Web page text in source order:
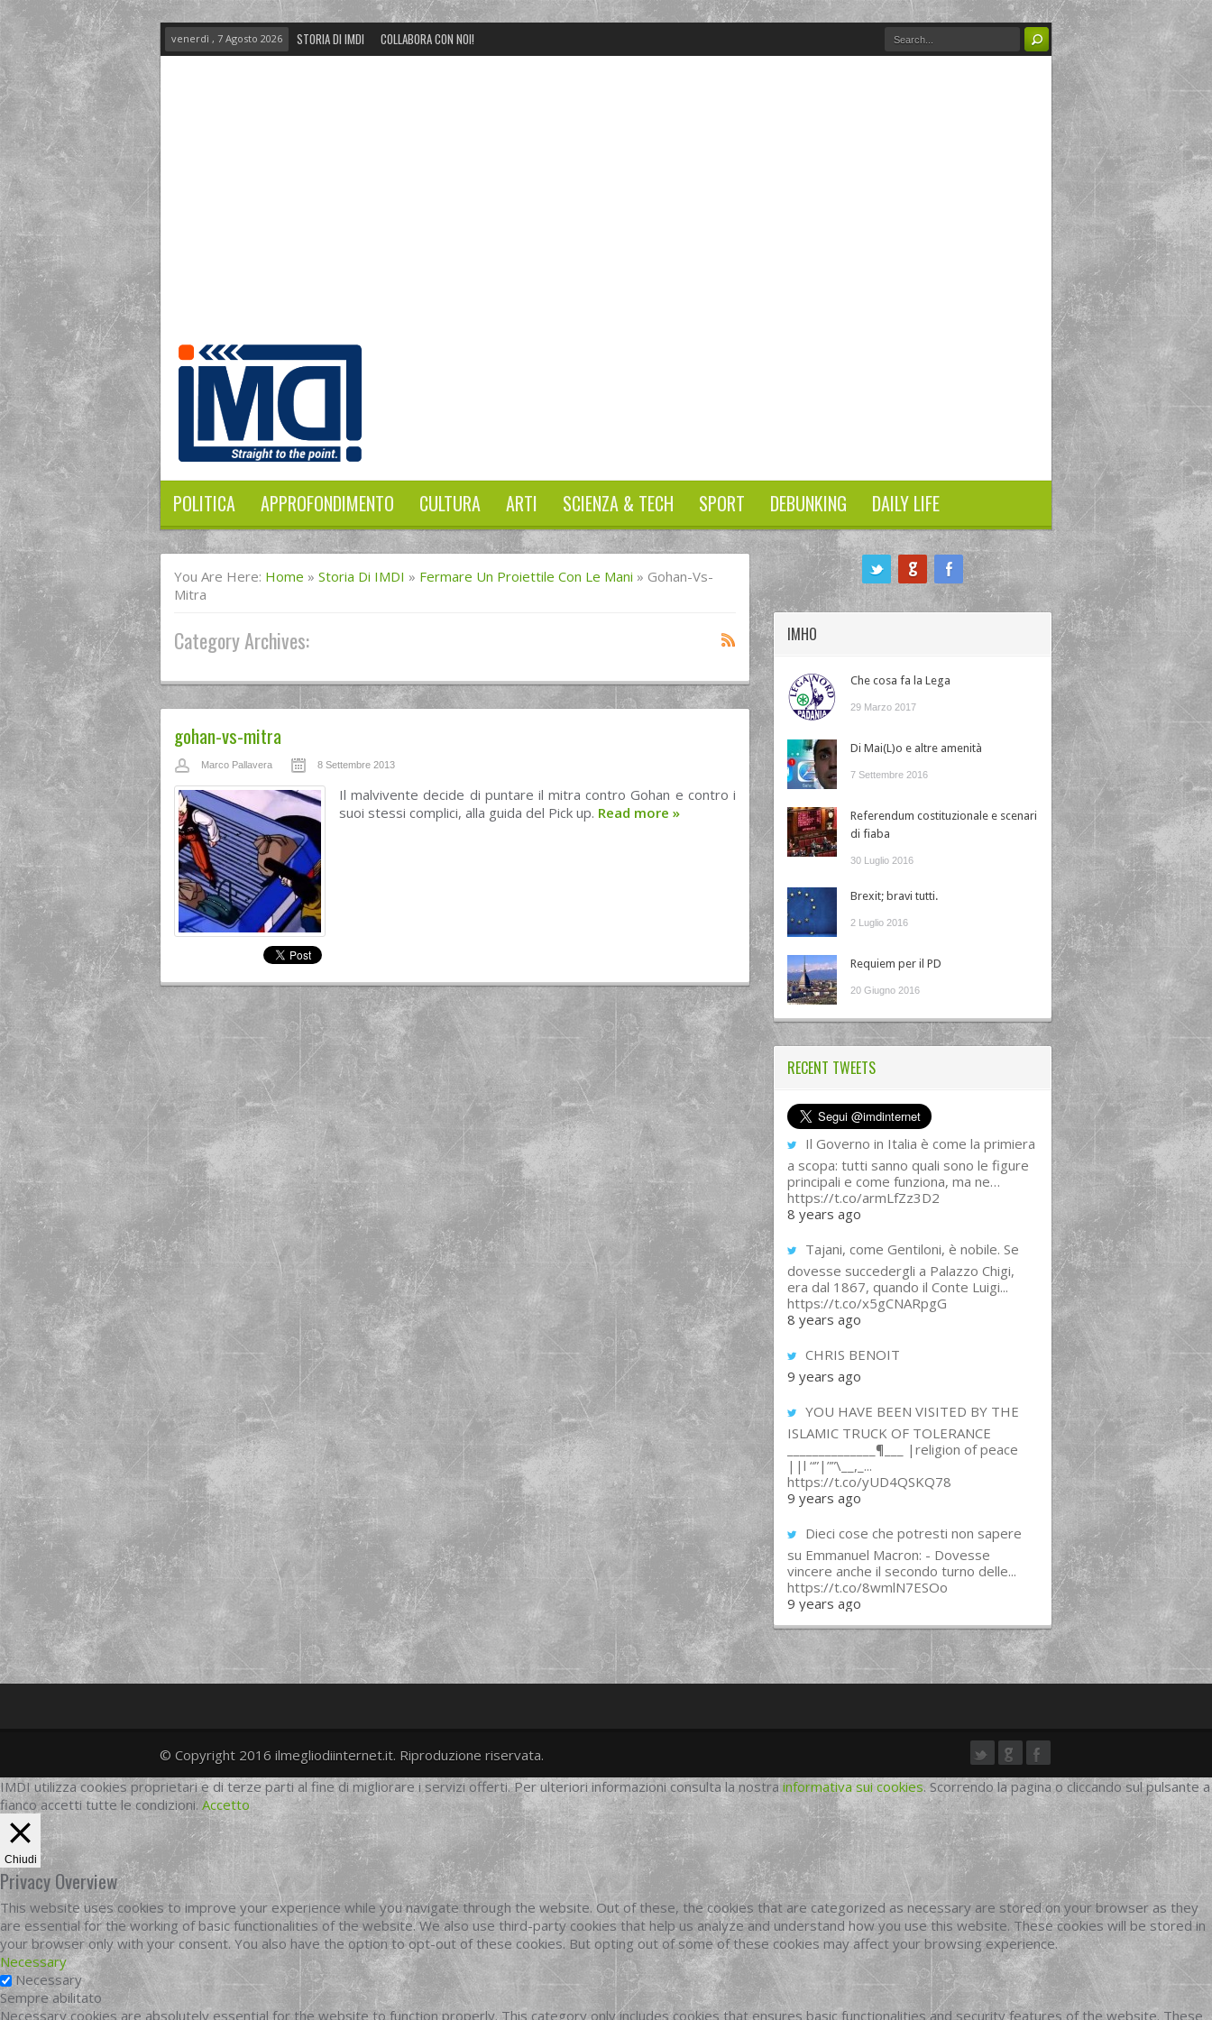
venerdì , 7 Agosto 2026 STORIA DI IMDI COLLABORA CON NOI!
POLITICA APPROFONDIMENTO CULTURA ARTI SCIENZA & TECH SPORT DEBUNKING DAILY LIFE
You Are Here: Home » Storia Di IMDI » Fermare Un Proiettile Con Le Mani » Gohan-Vs-
Mitra
Category Archives:
gohan-vs-mitra
Marco Pallavera 8 Settembre 2013
Il malvivente decide di puntare il mitra contro Gohan e contro i
suoi stessi complici, alla guida del Pick up. Read more »
IMHO
Che cosa fa la Lega
29 Marzo 2017
Di Mai(L)o e altre amenità
7 Settembre 2016
Referendum costituzionale e scenari
di fiaba
30 Luglio 2016
Brexit; bravi tutti.
2 Luglio 2016
Requiem per il PD
20 Giugno 2016
RECENT TWEETS
Il Governo in Italia è come la primiera
a scopa: tutti sanno quali sono le figure
principali e come funziona, ma ne…
https://t.co/armLfZz3D2
8 years ago
Tajani, come Gentiloni, è nobile. Se
dovesse succedergli a Palazzo Chigi,
era dal 1867, quando il Conte Luigi...
https://t.co/x5gCNARpgG
8 years ago
CHRIS BENOIT
9 years ago
YOU HAVE BEEN VISITED BY THE
ISLAMIC TRUCK OF TOLERANCE
______________¶___ |religion of peace
||l “”|””\__,_...
https://t.co/yUD4QSKQ78
9 years ago
Dieci cose che potresti non sapere
su Emmanuel Macron: - Dovesse
vincere anche il secondo turno delle...
https://t.co/8wmlN7ESOo
9 years ago
twittergoogleplus
facebook
© Copyright 2016 ilmegliodiinternet.it. Riproduzione riservata.
IMDI utilizza cookies proprietari e di terze parti al fine di migliorare i servizi offerti. Per ulteriori informazioni consulta la nostra informativa sui cookies. Scorrendo la pagina o cliccando sul pulsante a
fianco accetti tutte le condizioni. Accetto
Chiudi
Privacy Overview
This website uses cookies to improve your experience while you navigate through the website. Out of these, the cookies that are categorized as necessary are stored on your browser as they
are essential for the working of basic functionalities of the website. We also use third-party cookies that help us analyze and understand how you use this website. These cookies will be stored in
your browser only with your consent. You also have the option to opt-out of these cookies. But opting out of some of these cookies may affect your browsing experience.
Necessary
Necessary
Sempre abilitato
Necessary cookies are absolutely essential for the website to function properly. This category only includes cookies that ensures basic functionalities and security features of the website. These